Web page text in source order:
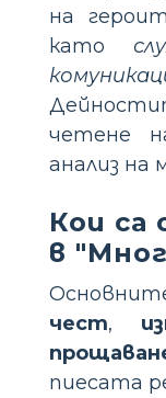
на
като
четене
анализ
Кои са
в
чест,
пиесата